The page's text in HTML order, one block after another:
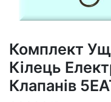
Комплект
Кілець
Клапанів